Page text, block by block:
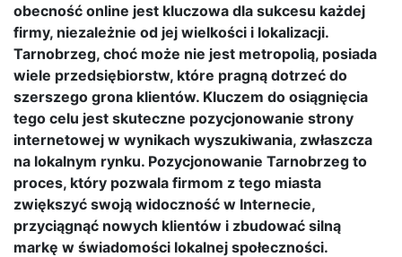
obecność online jest kluczowa dla sukcesu każdej
firmy, niezależnie od jej wielkości i lokalizacji.
Tarnobrzeg, choć może nie jest metropolią, posiada
wiele przedsiębiorstw, które pragną dotrzeć do
szerszego grona klientów. Kluczem do osiągnięcia
tego celu jest skuteczne pozycjonowanie strony
internetowej w wynikach wyszukiwania, zwłaszcza
na lokalnym rynku. Pozycjonowanie Tarnobrzeg to
proces, który pozwala firmom z tego miasta
zwiększyć swoją widoczność w Internecie,
przyciągnąć nowych klientów i zbudować silną
markę w świadomości lokalnej społeczności.